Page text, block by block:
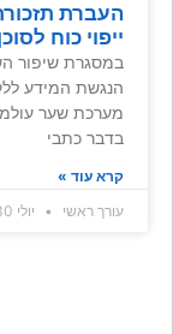
העברת
ייפוי כוח
במסגרת שיפור
מערכת שער
בדבר כתבי
קרא עוד »
עורך ראשי
יולי 30, 2023